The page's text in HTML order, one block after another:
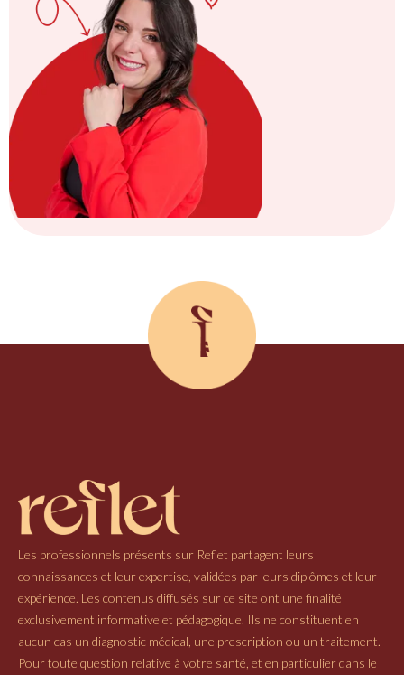
Les professionnels présents sur Reflet partagent leurs
connaissances et leur expertise, validées par leurs diplômes et leur
expérience. Les contenus diffusés sur ce site ont une finalité
exclusivement informative et pédagogique. Ils ne constituent en
aucun cas un diagnostic médical, une prescription ou un traitement.
Pour toute question relative à votre santé, et en particulier dans le